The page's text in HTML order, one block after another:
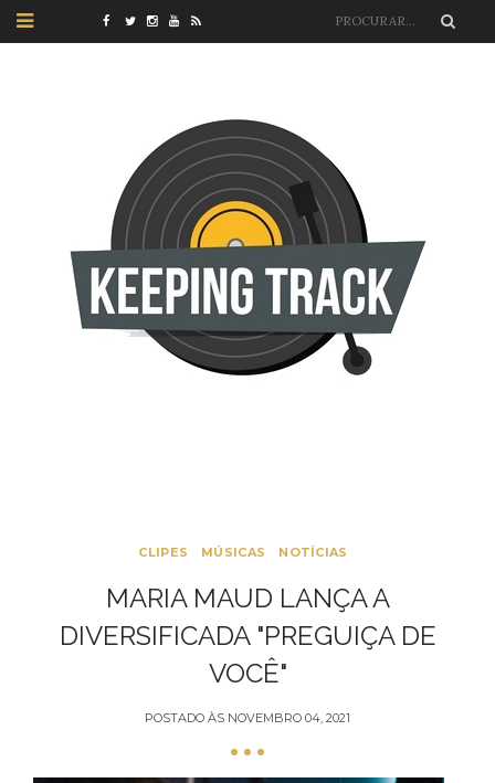
CLIPES MÚSICAS NOTÍCIAS
MARIA MAUD LANÇA A
DIVERSIFICADA "PREGUIÇA DE
VOCÊ"
POSTADO ÀS NOVEMBRO 04, 2021